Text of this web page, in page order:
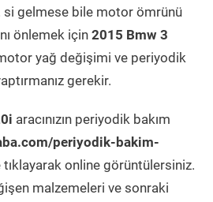
si gelmese bile motor ömrünü
önlemek için 2015 Bmw 3
motor yağ değişimi ve periyodik
gerekir.
aracınızın periyodik bakım
periyodik-bakim-
tıklayarak online görüntülersiniz.
malzemeleri ve sonraki